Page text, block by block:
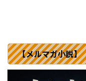
【メルマガ小説】